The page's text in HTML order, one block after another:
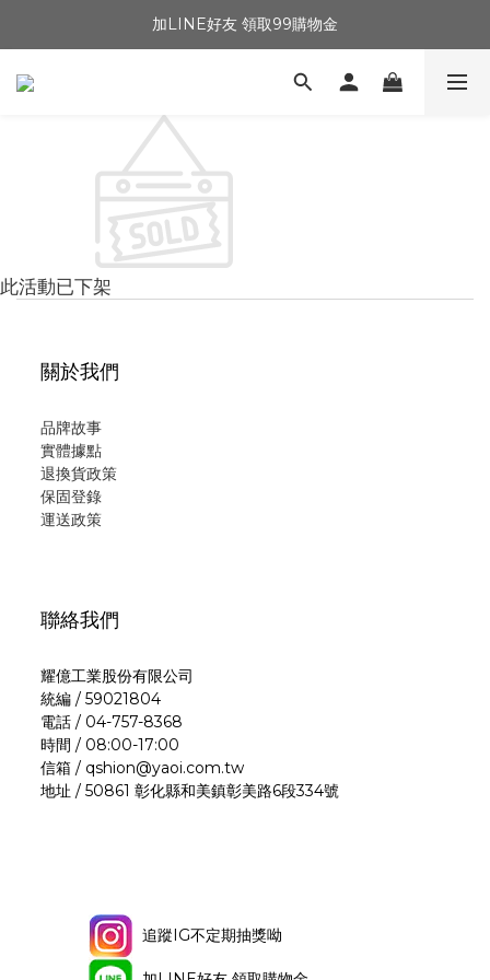
加LINE好友 領取99購物金
此活動已下架
關於我們
品牌故事
實體據點
退換貨政策
保固登錄
運送政策
聯絡我們
耀億工業股份有限公司
統編 / 59021804
電話 / 04-757-8368
時間 / 08:00-17:00
信箱 / qshion@yaoi.com.tw
地址 / 50861 彰化縣和美鎮彰美路6段334號
追蹤IG不定期抽獎呦